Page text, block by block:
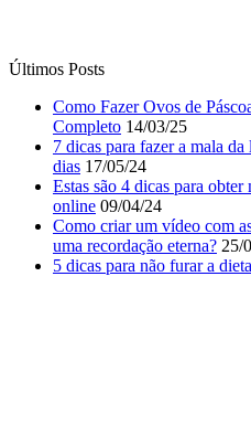
Últimos Posts
Como Fazer Ovos de
Completo 14/03/25
7 dicas para fazer a mala
dias 17/05/24
Estas são 4 dicas para
online 09/04/24
Como criar um vídeo com
uma recordação eterna? 25/
5 dicas para não furar a dieta